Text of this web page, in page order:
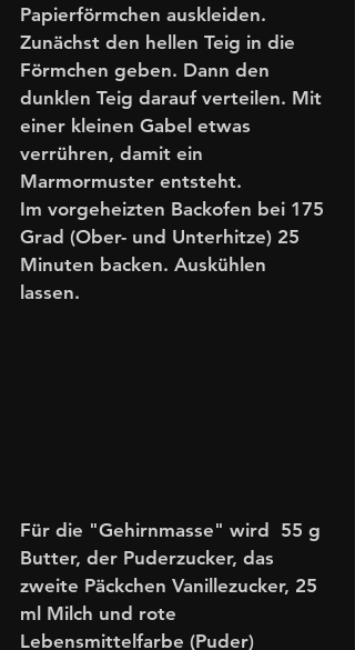
Papierförmchen auskleiden.
Zunächst den hellen Teig in die
Förmchen geben. Dann den
dunklen Teig darauf verteilen. Mit
einer kleinen Gabel etwas
verrühren, damit ein
Marmormuster entsteht.
Im vorgeheizten Backofen bei 175
Grad (Ober- und Unterhitze) 25
Minuten backen. Auskühlen
lassen.
Für die "Gehirnmasse" wird  55 g
Butter, der Puderzucker, das
zweite Päckchen Vanillezucker, 25
ml Milch und rote
Lebensmittelfarbe (Puder)